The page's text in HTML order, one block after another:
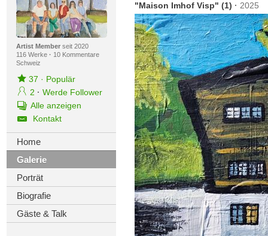
Fokus-Werke
Neue Werke – Auswahl
Alle neuen Werke
Artist Memberseit 2020
116 Werke · 10 Kommentare
Schweiz
37 · Populär
2 · Werde Follower
Alle anzeigen
Kontakt
Home
Galerie
Porträt
Biografie
Gäste & Talk
"Maison Imhof Visp" (1) · 2025